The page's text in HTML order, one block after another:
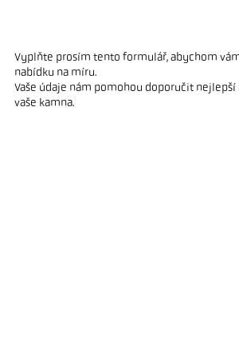
Vyplňte prosím tento formulář, abychom
nabídku na míru.
Vaše údaje nám pomohou doporučit
vaše kamna.